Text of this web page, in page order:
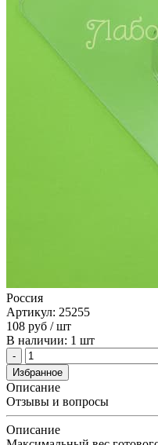
Россия
Артикул: 25255
108 руб / шт
В наличии: 1 шт
Избранное
Описание
Отзывы и вопросы
Описание